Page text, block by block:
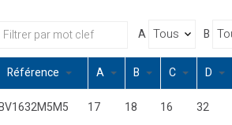
A B
Référence A B C D
17 18 16 32